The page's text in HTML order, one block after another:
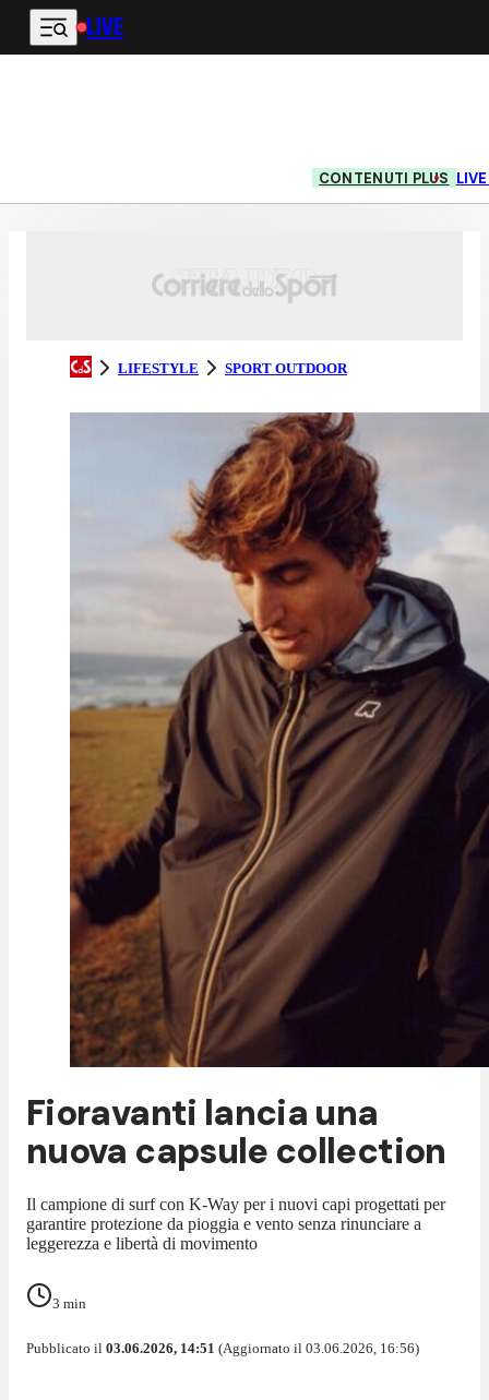
Vai al contenuto principale
LIVE
CONTENUTI PLUS
LIFESTYLE SPORT OUTDOOR
Fioravanti lancia una
nuova capsule collection
Il campione di surf con K-Way per i nuovi capi progettati per
garantire protezione da pioggia e vento senza rinunciare a
leggerezza e libertà di movimento
3 min
Pubblicato il 03.06.2026, 14:51 (Aggiornato il 03.06.2026, 16:56)